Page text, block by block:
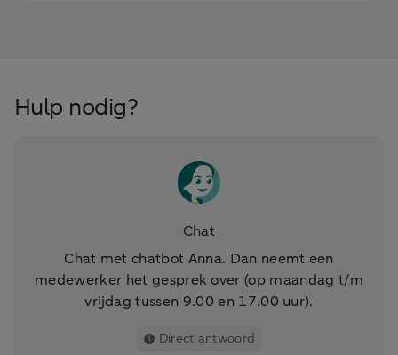
Hulp nodig?
Chat
Chat met chatbot Anna. Dan neemt een
medewerker het gesprek over (op maandag t/m
vrijdag tussen 9.00 en 17.00 uur).
Direct antwoord